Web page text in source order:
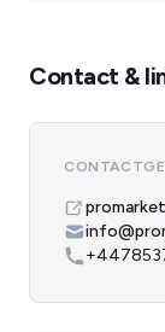
Contact &